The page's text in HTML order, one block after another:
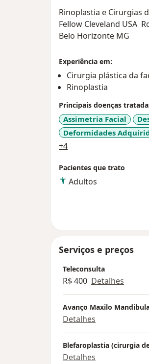
Rinoplastia e Cirurgias
Fellow Cleveland USA
Belo Horizonte MG
Experiência em:
Cirurgia plástica da
Rinoplastia
Principais doenças
Assimetria Facial
Deformidades
+4a11y_sr_more_diseases
Pacientes que trato
Adultos
Serviços e preços
Teleconsulta
R$ 400 Detalhes
Avanço Maxilo
Detalhes
Blefaroplastia (cirurgia
Detalhes